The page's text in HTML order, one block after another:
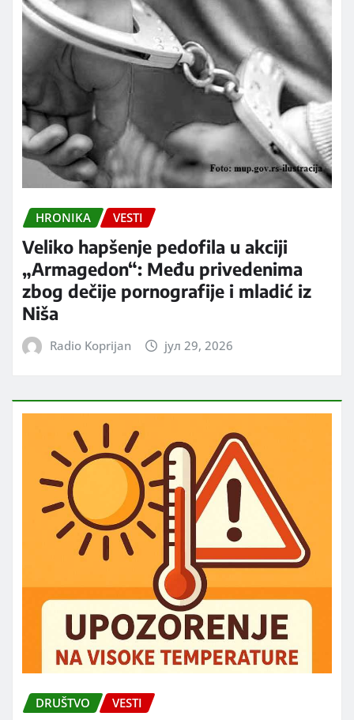
HRONIKA VESTI
Veliko hapšenje pedofila u akciji
„Armagedon“: Među privedenima
zbog dečije pornografije i mladić iz
Niša
Radio Koprijan јул 29, 2026
DRUŠTVO VESTI